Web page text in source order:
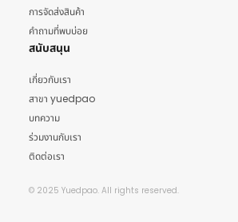
การจัดส่งสินค้า
คำถามที่พบบ่อย
สนับสนุน
เกี่ยวกับเรา
สาขา yuedpao
บทความ
ร่วมงานกับเรา
ติดต่อเรา
© 2025 Yuedpao. All rights reserved.